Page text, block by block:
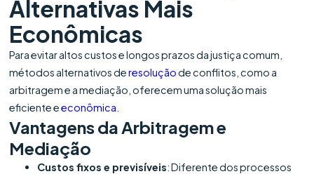
Alternativas Mais
Econômicas
Para evitar altos custos e longos prazos da justiça comum,
métodos alternativos deresoluçãode conflitos, como a
arbitragem e a mediação, oferecem uma solução mais
eficiente eeconômica
Vantagens da Arbitragem e
Mediação
Custos fixos e previsíveis: Diferente dos processos